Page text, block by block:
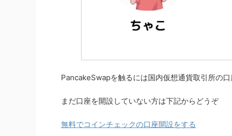
PancakeSwapを触るには国内仮想通貨取引所の口
まだ口座を開設していない方は下記からどうぞ
無料でコインチェックの口座開設をする